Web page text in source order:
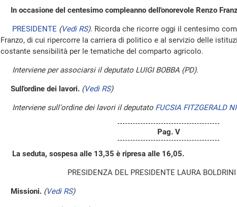
In occasione del centesimo compleanno dell'onorevole Renzo
PRESIDENTE (Vedi RS). Ricorda che ricorre oggi il centesimo
Franzo, di cui ripercorre la carriera di politico e al servizio delle
costante sensibilità per le tematiche del comparto agricolo.
Interviene per associarsi il deputato LUIGI BOBBA (PD).
Sull'ordine dei lavori. (Vedi RS)
Interviene sull'ordine dei lavori il deputato FUCSIA FITZGERALD
Pag. V
La seduta, sospesa alle 13,35 è ripresa alle 16,05.
PRESIDENZA DEL PRESIDENTE LAURA BOLDRINI
Missioni. (Vedi RS)